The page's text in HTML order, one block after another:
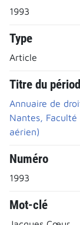
1993
Type
Article
Titre du
Annuaire de
Nantes,
aérien)
Numéro
1993
Mot-clé